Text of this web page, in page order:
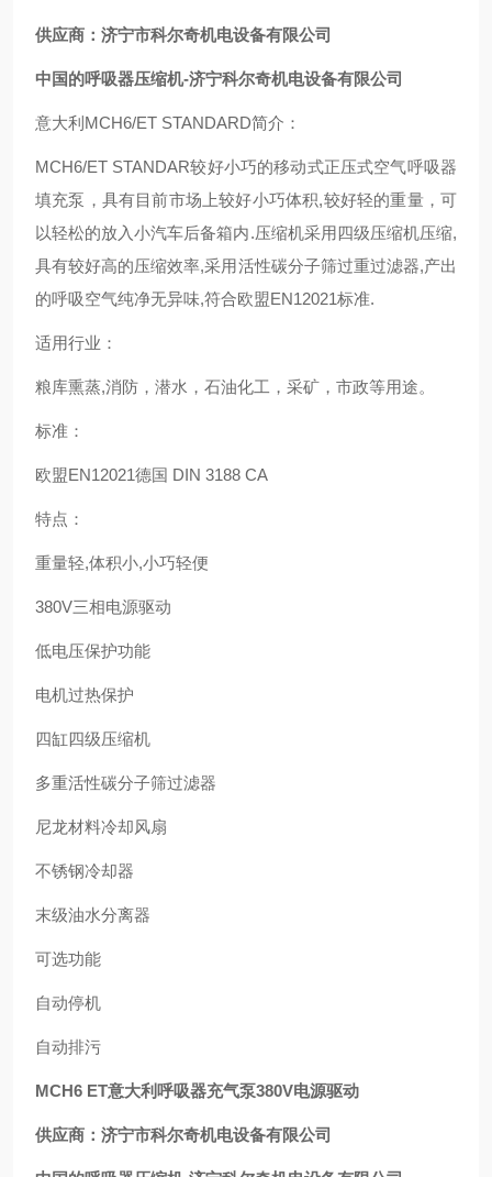
供应商：济宁市科尔奇机电设备有限公司
中国的呼吸器压缩机-济宁科尔奇机电设备有限公司
意大利MCH6/ET STANDARD简介：
MCH6/ET STANDAR较好小巧的移动式正压式空气呼吸器
填充泵，具有目前市场上较好小巧体积,较好轻的重量，可
以轻松的放入小汽车后备箱内.压缩机采用四级压缩机压缩,
具有较好高的压缩效率,采用活性碳分子筛过重过滤器,产出
的呼吸空气纯净无异味,符合欧盟EN12021标准.
适用行业：
粮库熏蒸,消防，潜水，石油化工，采矿，市政等用途。
标准：
欧盟EN12021德国 DIN 3188 CA
特点：
重量轻,体积小,小巧轻便
380V三相电源驱动
低电压保护功能
电机过热保护
四缸四级压缩机
多重活性碳分子筛过滤器
尼龙材料冷却风扇
不锈钢冷却器
末级油水分离器
可选功能
自动停机
自动排污
MCH6 ET意大利呼吸器充气泵380V电源驱动
供应商：济宁市科尔奇机电设备有限公司